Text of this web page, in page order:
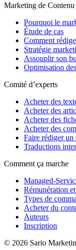
Marketing de Contenu
Pourquoi le
Étude de cas
Comment
Stratégie
Assouplir son
Optimisation
Comité d’experts
Acheter des
Acheter des
Acheter des
Acheter des
Faire rédiger un
Traductions
Comment ça marche
Managed-
Rémunération
Types de
Acheter du
Auteurs
Inscription
© 2026 Sario